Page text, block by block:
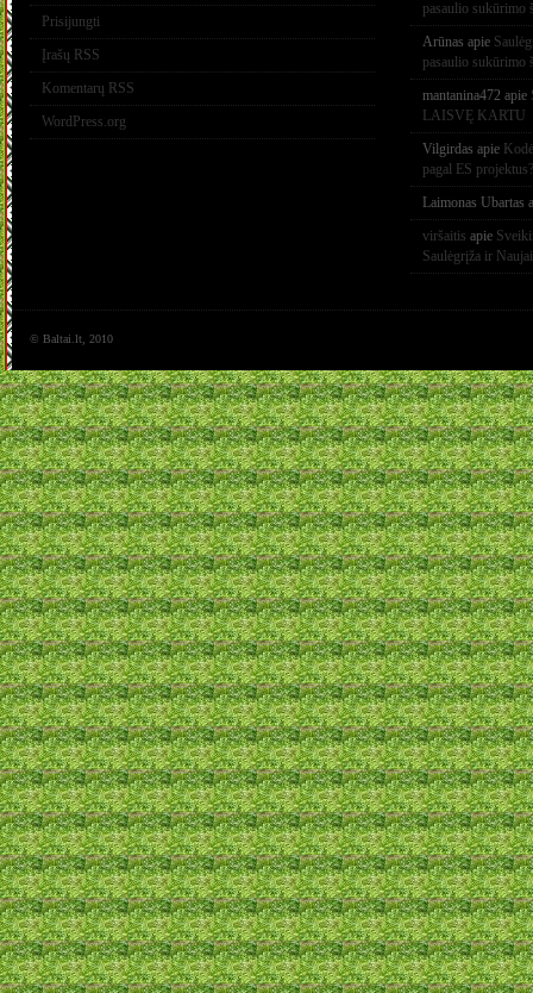
Prisijungti
Įrašų RSS
Komentarų RSS
WordPress.org
pasaulio sukūrimo
Arūnas apie
pasaulio sukūrimo
mantanina472 apie
LAISVĘ KARTU
Vilgirdas apie
pagal ES projektus?
Laimonas Ubartas
viršaitis apie
Saulėgrįža ir
© Baltai.lt, 2010